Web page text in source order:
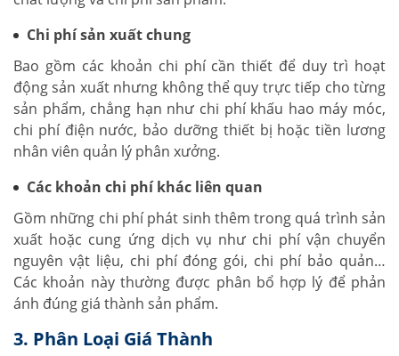
Chi phí sản xuất chung
Bao gồm các khoản chi phí cần thiết để duy trì hoạt
động sản xuất nhưng không thể quy trực tiếp cho từng
sản phẩm, chẳng hạn như chi phí khấu hao máy móc,
chi phí điện nước, bảo dưỡng thiết bị hoặc tiền lương
nhân viên quản lý phân xưởng.
Các khoản chi phí khác liên quan
Gồm những chi phí phát sinh thêm trong quá trình sản
xuất hoặc cung ứng dịch vụ như chi phí vận chuyển
nguyên vật liệu, chi phí đóng gói, chi phí bảo quản…
Các khoản này thường được phân bổ hợp lý để phản
ánh đúng giá thành sản phẩm.
3. Phân Loại Giá Thành